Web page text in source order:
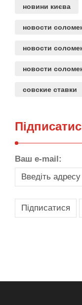
новини києва
новости
новости
новости
совские ставки
Ваш e-mail: